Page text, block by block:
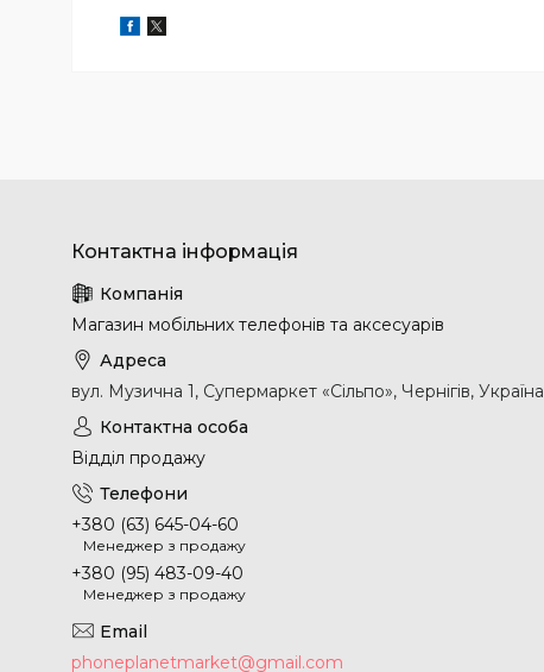
Магазин мобільних телефонів та аксесуарів
вул. Музична 1, Супермаркет «Сільпо», Чернігів, Україна
Відділ продажу
+380 (63) 645-04-60
Менеджер з продажу
+380 (95) 483-09-40
Менеджер з продажу
phoneplanetmarket@gmail.com